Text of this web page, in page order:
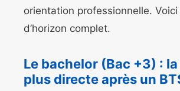
orientation professionnelle.
d’horizon complet.
Le bachelor (Bac +3) :
plus directe après un